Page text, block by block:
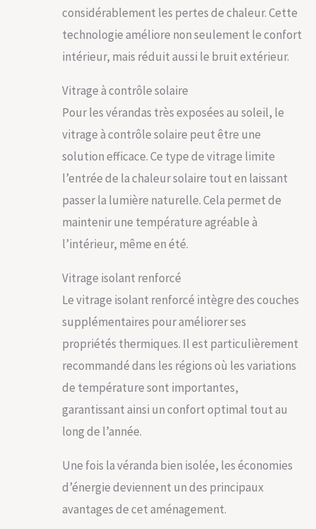
considérablement les pertes de chaleur. Cette
technologie améliore non seulement le confort
intérieur, mais réduit aussi le bruit extérieur.
Vitrage à contrôle solaire
Pour les vérandas très exposées au soleil, le
vitrage à contrôle solaire peut être une
solution efficace. Ce type de vitrage limite
l’entrée de la chaleur solaire tout en laissant
passer la lumière naturelle. Cela permet de
maintenir une température agréable à
l’intérieur, même en été.
Vitrage isolant renforcé
Le vitrage isolant renforcé intègre des couches
supplémentaires pour améliorer ses
propriétés thermiques. Il est particulièrement
recommandé dans les régions où les variations
de température sont importantes,
garantissant ainsi un confort optimal tout au
long de l’année.
Une fois la véranda bien isolée, les économies
d’énergie deviennent un des principaux
avantages de cet aménagement.